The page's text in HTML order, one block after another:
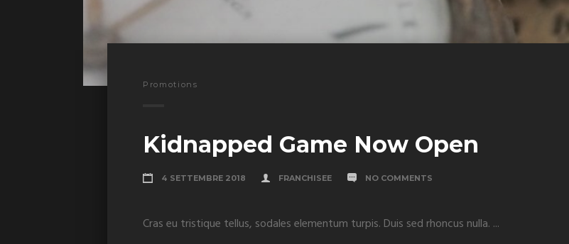
Promotions
Kidnapped Game Now Open
4 SETTEMBRE 2018 FRANCHISEE NO COMMENTS
Cras eu tristique tellus, sodales elementum turpis. Duis sed rhoncus nulla. ...